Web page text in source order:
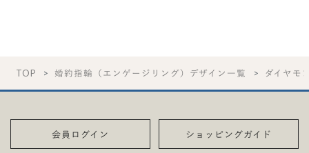
TOP 婚約指輪（エンゲージリング）デザイン一覧 ダイヤモ
会員ログイン ショッピングガイド